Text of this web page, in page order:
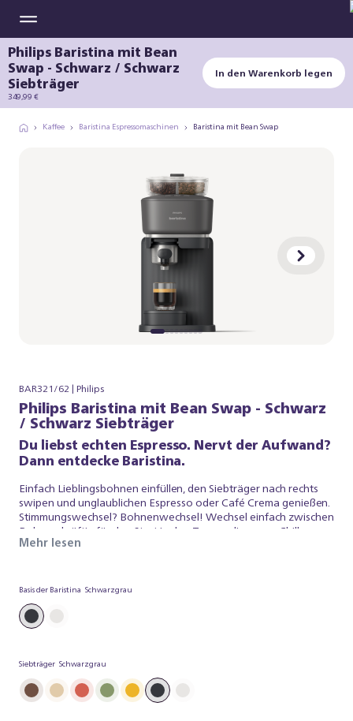
Philips Baristina mit Bean
Swap - Schwarz / Schwarz
Siebträger
349,99 €
In den Warenkorb legen
Kaffee Baristina Espressomaschinen Baristina mit Bean Swap
BAR321/62 | Philips
Philips Baristina mit Bean Swap - Schwarz
/ Schwarz Siebträger
Du liebst echten Espresso. Nervt der Aufwand?
Dann entdecke Baristina.
Einfach Lieblingsbohnen einfüllen, den Siebträger nach rechts
swipen und unglaublichen Espresso oder Café Crema genießen.
Stimmungswechsel? Bohnenwechsel! Wechsel einfach zwischen
Bohnen: kräftig für den Start in den Tag, medium zum Chillen
oder koffeinfrei, wenn’s entspannt bleiben soll. Dank dualem
um den Rest.
Mehr lesen
Basis der Baristina Schwarzgrau
Siebträger Schwarzgrau